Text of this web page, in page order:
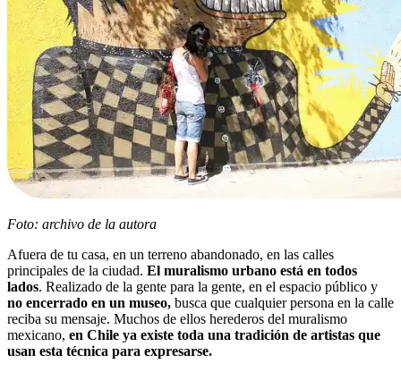
Foto: archivo de la autora
Afuera de tu casa, en un terreno abandonado, en las calles
principales de la ciudad. El muralismo urbano está en todos
lados. Realizado de la gente para la gente, en el espacio público y
no encerrado en un museo, busca que cualquier persona en la calle
reciba su mensaje. Muchos de ellos herederos del muralismo
mexicano, en Chile ya existe toda una tradición de artistas que
usan esta técnica para expresarse.